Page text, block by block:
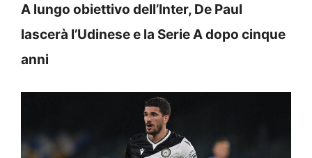
A lungo obiettivo dell’Inter, De Paul
lascerà l’Udinese e la Serie A dopo cinque
anni